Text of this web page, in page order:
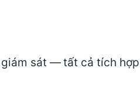
giám sát — tất cả tích hợp